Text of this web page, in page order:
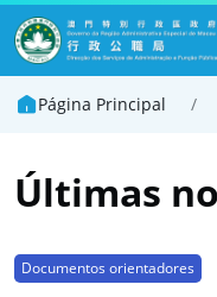
Página Principal /
Últimas
Documentos orientadores